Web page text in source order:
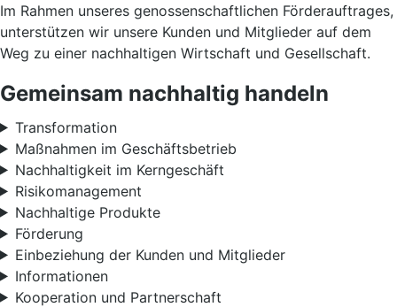
Im Rahmen unseres genossenschaftlichen Förderauftrages,
unterstützen wir unsere Kunden und Mitglieder auf dem
Weg zu einer nachhaltigen Wirtschaft und Gesellschaft.
Gemeinsam nachhaltig handeln
Transformation
Maßnahmen im Geschäftsbetrieb
Nachhaltigkeit im Kerngeschäft
Risikomanagement
Nachhaltige Produkte
Förderung
Einbeziehung der Kunden und Mitglieder
Informationen
Kooperation und Partnerschaft